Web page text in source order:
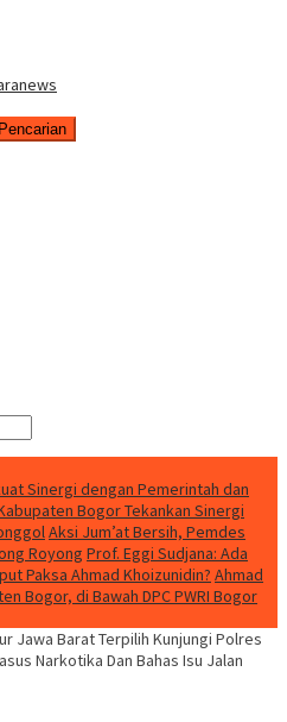
Pencarian
Sinergi dengan Pemerintah dan
Bogor Tekankan Sinergi
Aksi Jum’at Bersih, Pemdes
Royong Prof. Eggi Sudjana: Ada
Paksa Ahmad Khoizunidin? Ahmad
Bogor, di Bawah DPC PWRI Bogor
Jawa Barat Terpilih Kunjungi Polres
Narkotika Dan Bahas Isu Jalan